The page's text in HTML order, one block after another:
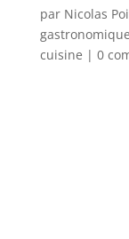
par Nicolas
gastronomique
cuisine | 0